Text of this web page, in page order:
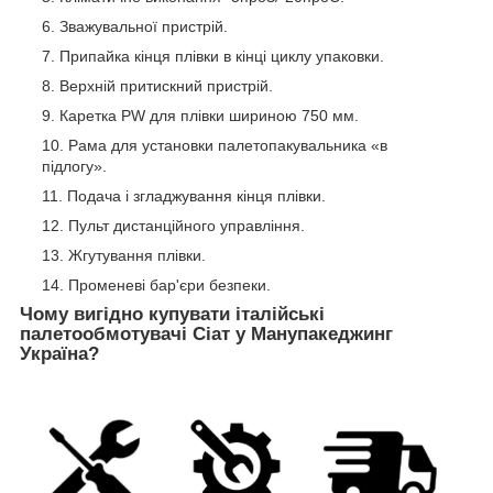
Зважувальної пристрій.
Припайка кінця плівки в кінці циклу упаковки.
Верхній притискний пристрій.
Каретка PW для плівки шириною 750 мм.
Рама для установки палетопакувальника «в
підлогу».
Подача і згладжування кінця плівки.
Пульт дистанційного управління.
Жгутування плівки.
Променеві бар'єри безпеки.
Чому вигідно купувати італійські
палетообмотувачі Сіат у Манупакеджинг
Україна?